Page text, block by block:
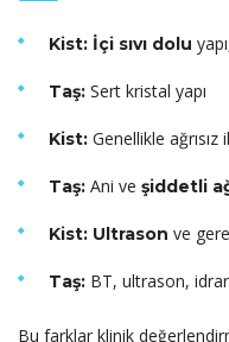
Kist: İçi sıvı dolu
Taş: Sert kristal yapı
Kist: Genellikle ağrısız
Taş: Ani ve şiddetli
Kist: Ultrason ve
Taş: BT, ultrason,
Bu farklar klinik